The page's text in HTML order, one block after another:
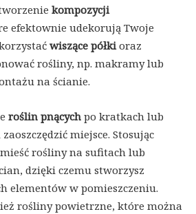
kompozycji
efektownie udekorują Twoje
wiszące półkioraz
rośliny, np. makramy lub
na ścianie.
roślin pnących po kratkach lub
miejsce. Stosując
rośliny na sufitach lub
dzięki czemu stworzysz
elementów w pomieszczeniu.
rośliny powietrzne, które można